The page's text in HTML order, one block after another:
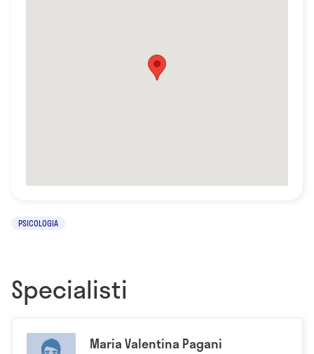
PSICOLOGIA
Specialisti
Maria Valentina Pagani